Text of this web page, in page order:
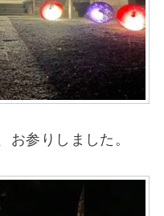
お参りしました。